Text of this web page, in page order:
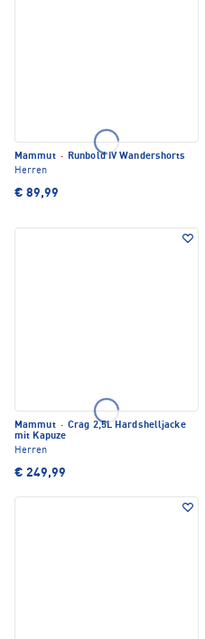
Mammut · Runbold IV Wandershorts
Herren
€ 89,99
Mammut · Crag 2,5L Hardshelljacke
mit Kapuze
Herren
€ 249,99